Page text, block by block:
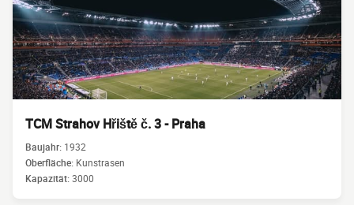
TCM Strahov Hřiště č. 3 - Praha
Baujahr: 1932
Oberfläche: Kunstrasen
Kapazität:3000